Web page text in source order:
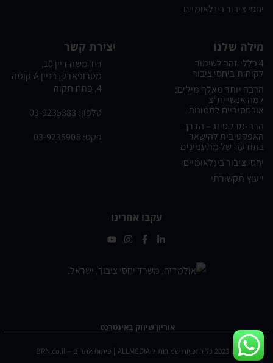
יחסי ציבור בינלאומיים
מילה שלנו
4 כללי זהב לשימור
לקוחות ביחסי ציבור
הרבה יותר מאלף מילים:
למה אנשי יח"צ
אובססיביים לתמונות
הרה-מרקטינג – הדרך
האפקטיבית להישאר
בתודעה של מתעניינים
יחסי ציבור בינלאומיים
ייעוץ תקשורתי
יצירת קשר
רח׳ משה דיין 10,
מטרופארק, בניין A קומה
4, פתח תקוה
טלפון: 03-9235383
פקס: 03-9235908
עקבו אחרינו
אוריון שיווק באינטרנט ​
© 2023 כל הזכויות שמורות ל ALLMEDIA | פיתוח אתרים – BRN.co.il